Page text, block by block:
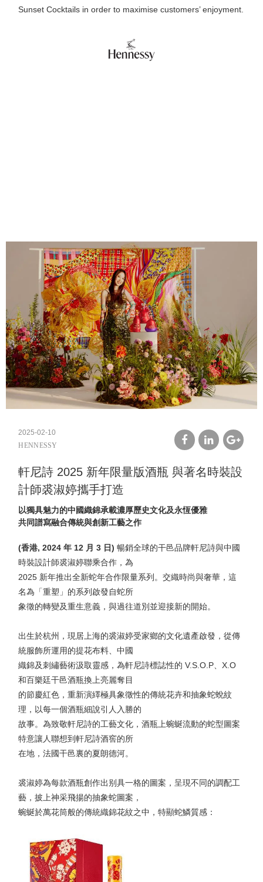
Sunset Cocktails in order to maximise customers’ enjoyment.
2025-02-10
HENNESSY
plus
軒尼詩 2025 新年限量版酒瓶 與著名時裝設
計師裘淑婷攜手打造
以獨具魅力的中國織錦承載濃厚歷史文化及永恆優雅
共同譜寫融合傳統與創新工藝之作
(香港, 2024 年 12 月 3 日) 暢銷全球的干邑品牌軒尼詩與中國
時裝設計師裘淑婷聯乘合作，為
2025 新年推出全新蛇年合作限量系列。交織時尚與奢華，這
名為「重塑」的系列啟發自蛇所
象徵的轉變及重生意義，與過往道別並迎接新的開始。
出生於杭州，現居上海的裘淑婷受家鄉的文化遺產啟發，從傳
統服飾所運用的提花布料、中國
織錦及刺繡藝術汲取靈感，為軒尼詩標誌性的 V.S.O.P、X.O
和百樂廷干邑酒瓶換上亮麗奪目
的節慶紅色，重新演繹極具象徵性的傳統花卉和抽象蛇蛻紋
理，以每一個酒瓶細說引人入勝的
故事。為致敬軒尼詩的工藝文化，酒瓶上蜿蜒流動的蛇型圖案
特意讓人聯想到軒尼詩酒窖的所
在地，法國干邑裏的夏朗德河。
裘淑婷為每款酒瓶創作出别具一格的圖案，呈現不同的調配工
藝，披上神采飛揚的抽象蛇圖案，
蜿蜒於萬花筒般的傳統織錦花紋之中，特顯蛇鱗質感：